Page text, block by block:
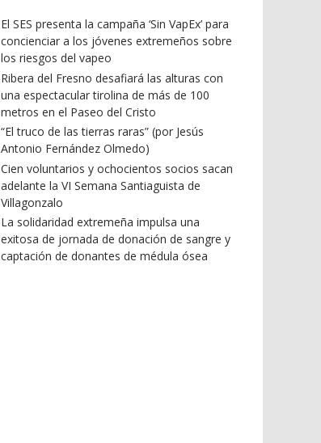
El SES presenta la campaña ‘Sin VapEx’ para
concienciar a los jóvenes extremeños sobre
los riesgos del vapeo
Ribera del Fresno desafiará las alturas con
una espectacular tirolina de más de 100
metros en el Paseo del Cristo
“El truco de las tierras raras” (por Jesús
Antonio Fernández Olmedo)
Cien voluntarios y ochocientos socios sacan
adelante la VI Semana Santiaguista de
Villagonzalo
La solidaridad extremeña impulsa una
exitosa de jornada de donación de sangre y
captación de donantes de médula ósea